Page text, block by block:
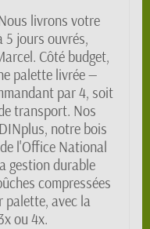
livrons votre
5 jours ouvrés,
Côté budget,
palette livrée —
par 4, soit
transport. Nos
notre bois
l'Office National
gestion durable
compressées
palette, avec la
ou 4x.